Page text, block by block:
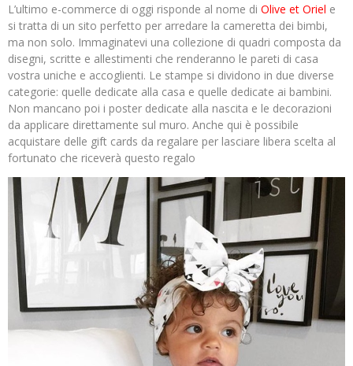
L’ultimo e-commerce di oggi risponde al nome di Olive et Oriel e
si tratta di un sito perfetto per arredare la cameretta dei bimbi,
ma non solo. Immaginatevi una collezione di quadri composta da
disegni, scritte e allestimenti che renderanno le pareti di casa
vostra uniche e accoglienti. Le stampe si dividono in due diverse
categorie: quelle dedicate alla casa e quelle dedicate ai bambini.
Non mancano poi i poster dedicate alla nascita e le decorazioni
da applicare direttamente sul muro. Anche qui è possibile
acquistare delle gift cards da regalare per lasciare libera scelta al
fortunato che riceverà questo regalo